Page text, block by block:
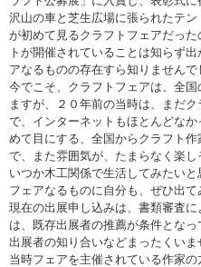
沢山の車と芝生広場に張られたテ
が初めて見るクラフトフェアだっ
トが開催されていることは知らず
アなるものの存在すら知りませんで
今でこそ、クラフトフェアは、全
ますが、２０年前の当時は、まだ
で、インターネットもほとんどな
めて目にする、全国からクラフト
で、また雰囲気が、たまらなく楽し
いつか木工関係で生活してみたい
フェアなるものに自分も、ぜひ出て
現在の出展申し込みは、書類審査
は、既存出展者の推薦が条件となっ
出展者の知り合いなどまったくいま
当時フェアを主催されている作家